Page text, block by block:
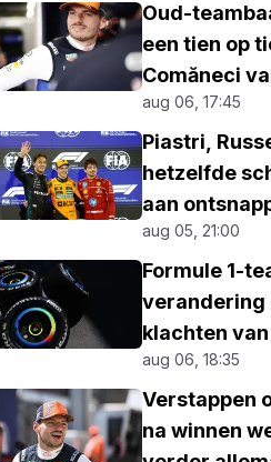
Oud-
een tien op
Comăneci
aug 06, 17:45
Piastri,
hetzelfde
aan
aug 05, 21:00
Formule 1-
verandering
klachten
aug 06, 18:35
Verstappen
na winnen